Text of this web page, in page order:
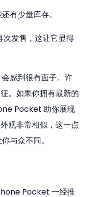
有少量库存。
发售，这让它显得
感到很有面子。许
。如果你拥有最新的
Pocket 助你展现
观非常相似，这一点
与众不同。
Pocket 一经推